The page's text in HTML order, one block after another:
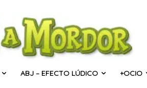
ABJ – EFECTO LÚDICO +OCIO